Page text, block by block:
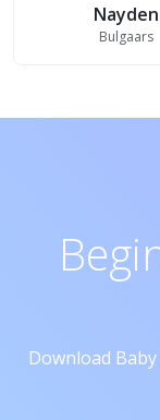
Nayden
Bulgaars
Download